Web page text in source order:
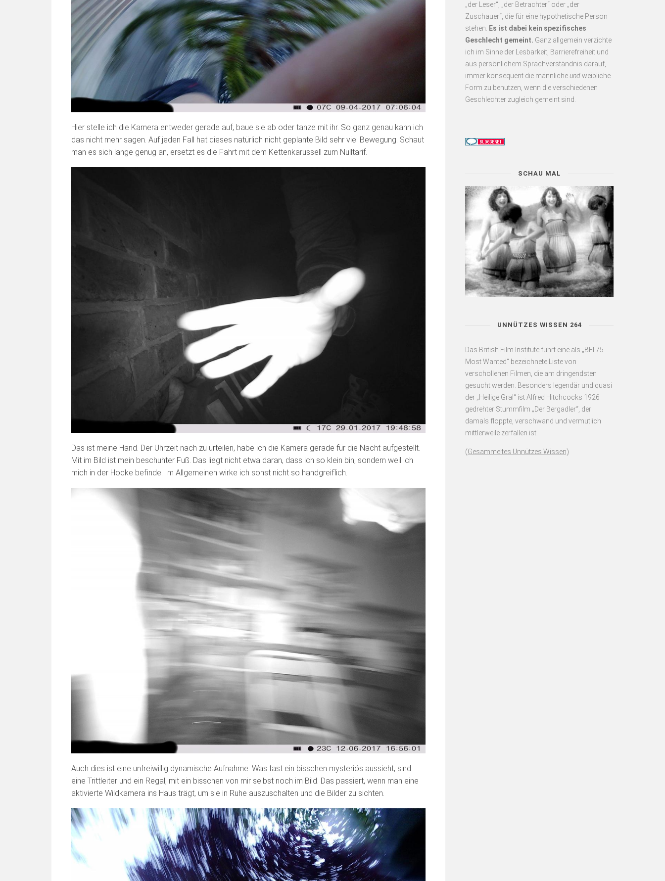
Hier stelle ich die Kamera entweder gerade auf, baue sie ab oder tanze mit ihr. So ganz genau kann ich
das nicht mehr sagen. Auf jeden Fall hat dieses natürlich nicht geplante Bild sehr viel Bewegung. Schaut
man es sich lange genug an, ersetzt es die Fahrt mit dem Kettenkarussell zum Nulltarif.
Das ist meine Hand. Der Uhrzeit nach zu urteilen, habe ich die Kamera gerade für die Nacht aufgestellt.
Mit im Bild ist mein beschuhter Fuß. Das liegt nicht etwa daran, dass ich so klein bin, sondern weil ich
mich in der Hocke befinde. Im Allgemeinen wirke ich sonst nicht so handgreiflich.
Auch dies ist eine unfreiwillig dynamische Aufnahme. Was fast ein bisschen mysteriös aussieht, sind
eine Trittleiter und ein Regal, mit ein bisschen von mir selbst noch im Bild. Das passiert, wenn man eine
aktivierte Wildkamera ins Haus trägt, um sie in Ruhe auszuschalten und die Bilder zu sichten.
„der Leser“, „der Betrachter“ oder „der
Zuschauer“, die für eine hypothetische Person
stehen.
Es ist dabei kein spezifisches
Geschlecht gemeint. Ganz allgemein verzichte
ich im Sinne der Lesbarkeit, Barrierefreiheit und
aus persönlichem Sprachverständnis darauf,
immer konsequent die männlicheundweibliche
Form zu benutzen, wenn die verschiedenen
Geschlechter zugleich gemeint sind.
SCHAU MAL
UNNÜTZES WISSEN 264
Das British Film Institute führt eine als „BFI 75
Most Wanted“ bezeichnete Liste von
verschollenen Filmen, die am dringendsten
gesucht werden. Besonders legendär und quasi
der „Heilige Gral“ ist Alfred Hitchcocks 1926
gedrehter Stummfilm „Der Bergadler“, der
damals floppte, verschwand und vermutlich
mittlerweile zerfallen ist.
(Gesammeltes Unnützes Wissen)